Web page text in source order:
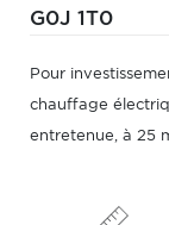
G0J 1T0
Pour
chauffage
entretenue, à 25